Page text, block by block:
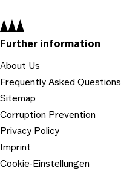
Navigation:
Further information
About Us
Frequently Asked Questions
Sitemap
Corruption Prevention
Privacy Policy
Imprint
Cookie-Einstellungen